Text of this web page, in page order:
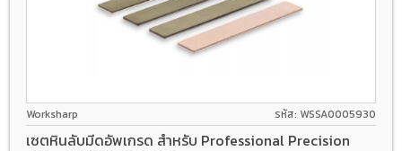
Worksharp รหัส: WSSA0005930
เซตหินลับมีดอัพเกรด สำหรับ Professional Precision